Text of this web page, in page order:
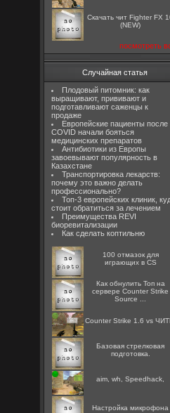
Скачать чит Fighter FX
(NEW)
посмотреть
Случайная статья
Плодовый питомник: как
выращивают, прививают и
подготавливают саженцы к
продаже
Европейские пациенты после
COVID начали бояться
медицинских препаратов
Антибиотики из Европы
завоевывают популярность в
Казахстане
Транспортировка лекарств:
почему это важно делать
профессионально?
Топ-3 европейских клиник,
стоит обратиться за лечением
Преимущества REVI
биоревитализации
Как сделать коптильню
100 отмазок для
играющих в CS
Как обнулить Топ на
сервере Counter Strike
Source ...
Counter Strike 1.6 vs
Базовая стрелковая
подготовка.
aim, wh, Speedhack,
Настройка микрофона